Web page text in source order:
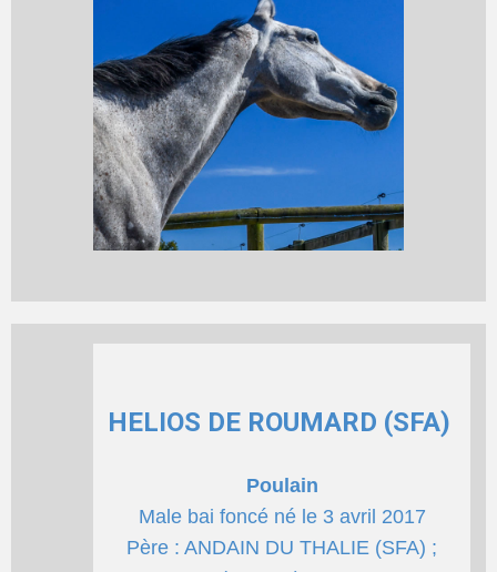
HELIOS DE ROUMARD (SFA)
Poulain
Male bai foncé né le 3 avril 2017
Père : ANDAIN DU THALIE (SFA) ;